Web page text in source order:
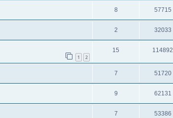
8 57715
2 32033
1 2
15 114892
7 51720
9 62131
7 53386